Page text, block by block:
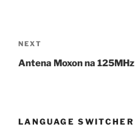
navigation
Next
Post
NEXT
Antena Moxon na 125MHz
LANGUAGE SWITCHER